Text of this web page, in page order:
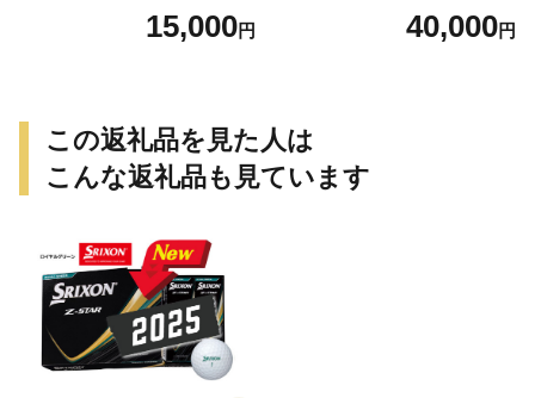
&CAMP バーナー専用 専用
五徳 軽量 変形しにくい ずれ
キャンプ 送料無料
15,000円
9 イワタニ 炉ばた大将 炙り
や 専用 キャンプ ステンレス
40,000円
この返礼品を見た人は
こんな返礼品も見ています